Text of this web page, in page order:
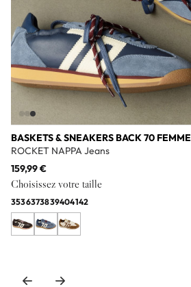
BASKETS & SNEAKERS BACK 70 FEMME
ROCKET NAPPA Jeans
159,99 €
Choisissez votre taille
3536373839404142